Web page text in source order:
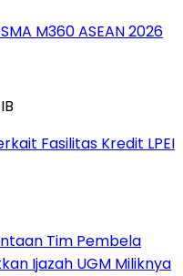
M360 ASEAN 2026
Fasilitas Kredit LPEI
Tim Pembela
Ijazah UGM Miliknya